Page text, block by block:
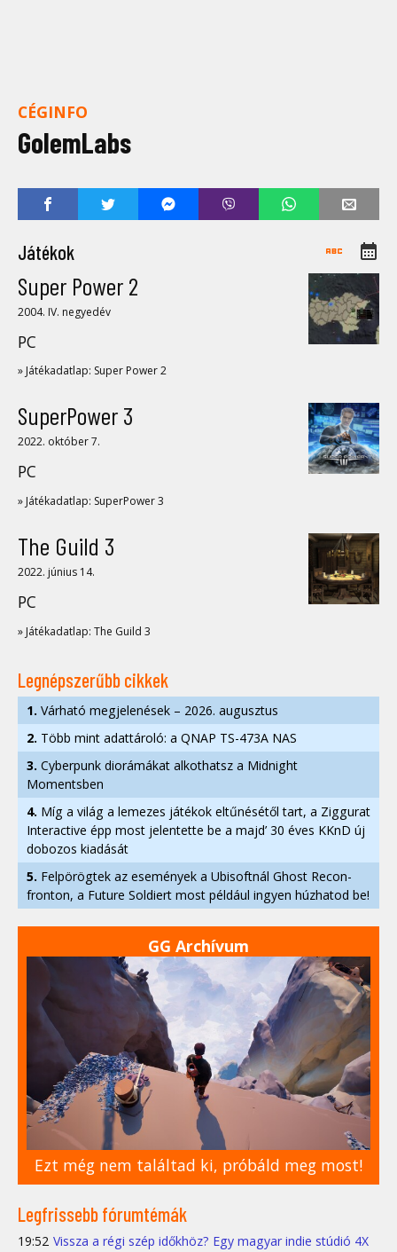
CÉGINFO
GolemLabs
Játékok
Super Power 2
2004. IV. negyedév
PC
» Játékadatlap: Super Power 2
SuperPower 3
2022. október 7.
PC
» Játékadatlap: SuperPower 3
The Guild 3
2022. június 14.
PC
» Játékadatlap: The Guild 3
Legnépszerűbb cikkek
1. Várható megjelenések – 2026. augusztus
2. Több mint adattároló: a QNAP TS-473A NAS
3. Cyberpunk diorámákat alkothatsz a Midnight
Momentsben
4. Míg a világ a lemezes játékok eltűnésétől tart, a Ziggurat
Interactive épp most jelentette be a majd’ 30 éves KKnD új
dobozos kiadását
5. Felpörögtek az események a Ubisoftnál Ghost Recon-
fronton, a Future Soldiert most például ingyen húzhatod be!
GG Archívum
Ezt még nem találtad ki, próbáld meg most!
Legfrissebb fórumtémák
19:52 Vissza a régi szép időkhöz? Egy magyar indie stúdió 4X